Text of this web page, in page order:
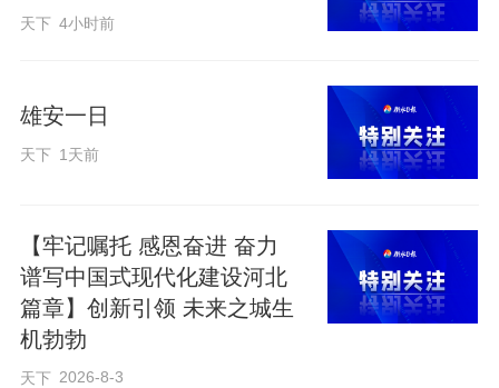
倍感惊喜：“学校开设了少年科学院、非遗
天下 4小时前
雄安一日
天下 1天前
【牢记嘱托 感恩奋进 奋力
谱写中国式现代化建设河北
篇章】创新引领 未来之城生
机勃勃
天下 2026-8-3